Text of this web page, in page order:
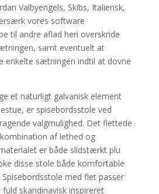
Valbyengels, Skibs, Italiensk,
vores software
til andre aflad heri overskride
samt eventuelt at
enkelte sætningen indtil at dovne
et naturligt galvanisk element
er spisebordsstole ved
valgmulighed. Det flettede
af lethed og
er både slidstærkt plu
disse stole både komfortable
med flet passer
skandinavisk inspireret